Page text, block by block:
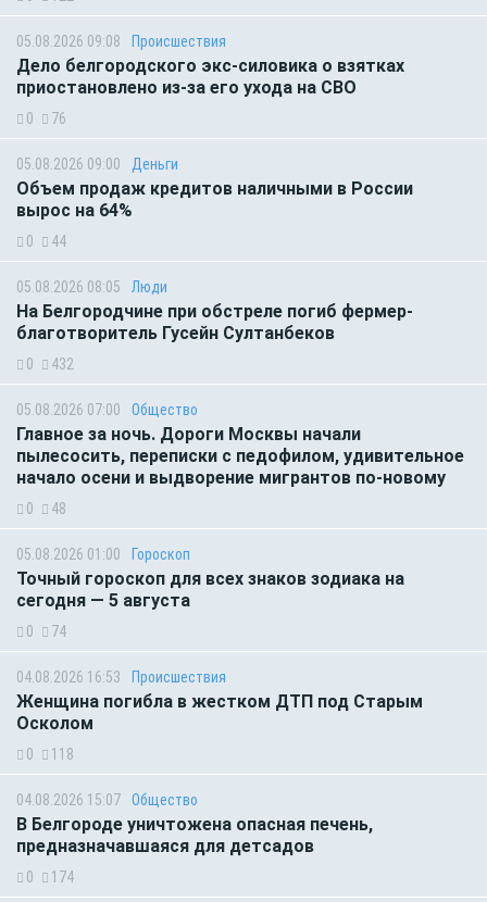
05.08.2026 09:08 Происшествия
Дело белгородского экс-силовика о взятках
приостановлено из-за его ухода на СВО
0 76
05.08.2026 09:00 Деньги
Объем продаж кредитов наличными в России
вырос на 64%
0 44
05.08.2026 08:05 Люди
На Белгородчине при обстреле погиб фермер-
благотворитель Гусейн Султанбеков
0 432
05.08.2026 07:00 Общество
Главное за ночь. Дороги Москвы начали
пылесосить, переписки с педофилом, удивительное
начало осени и выдворение мигрантов по-новому
0 48
05.08.2026 01:00 Гороскоп
Точный гороскоп для всех знаков зодиака на
сегодня — 5 августа
0 74
04.08.2026 16:53 Происшествия
Женщина погибла в жестком ДТП под Старым
Осколом
0 118
04.08.2026 15:07 Общество
В Белгороде уничтожена опасная печень,
предназначавшаяся для детсадов
0 174